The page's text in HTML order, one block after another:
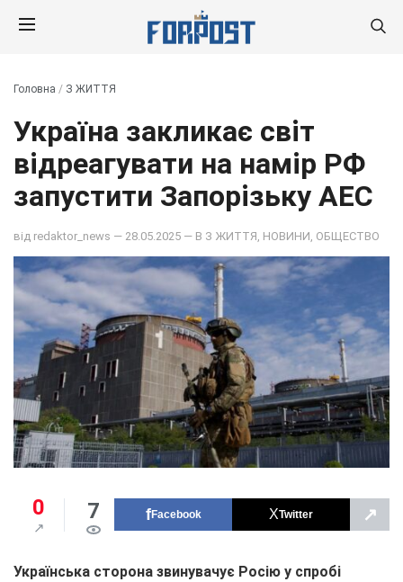
Головна / З ЖИТТЯ
Україна закликає світ
відреагувати на намір РФ
запустити Запорізьку АЕС
від redaktor_news — 28.05.2025 — В З ЖИТТЯ НОВИНИ ОБЩЕСТВО
0 7 Facebook Twitter ↗
Українська сторона звинувачує Росію у спробі